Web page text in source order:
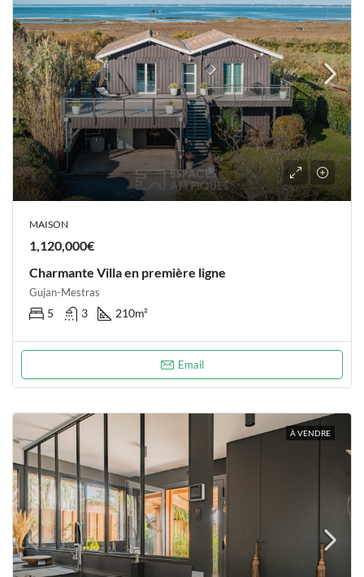
MAISON
1,120,000€
Charmante Villa en première ligne
Gujan-Mestras
5 3 210m²
Email
À VENDRE